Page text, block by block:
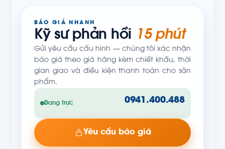
BÁO GIÁ NHANH
Kỹ sư phản hồi 15 phút
Gửi yêu cầu cấu hình — chúng tôi xác nhận
báo giá theo giá hãng kèm chiết khấu, thời
gian giao và điều kiện thanh toán cho sản
phẩm.
Đang trực 0941.400.488
Yêu cầu báo giá